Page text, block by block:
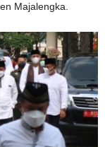
Majalengka.